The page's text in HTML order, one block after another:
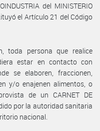
del MINISTERIO
el Artículo 21 del Código
toda persona que realice
estar en contacto con
se elaboren, fraccionen,
y/o enajenen alimentos, o
de un CARNET DE
por la autoridad sanitaria
nacional.